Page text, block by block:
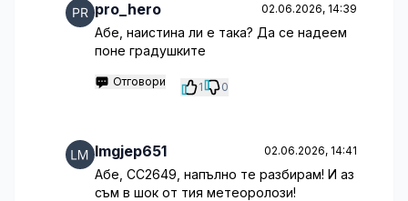
pro_hero 02.06.2026, 14:39
Абе, наистина ли е така? Да се надеем
поне градушките
Отговори 1 0
lmgjep651 02.06.2026, 14:41
Абе, CC2649, напълно те разбирам! И аз
съм в шок от тия метеоролози!